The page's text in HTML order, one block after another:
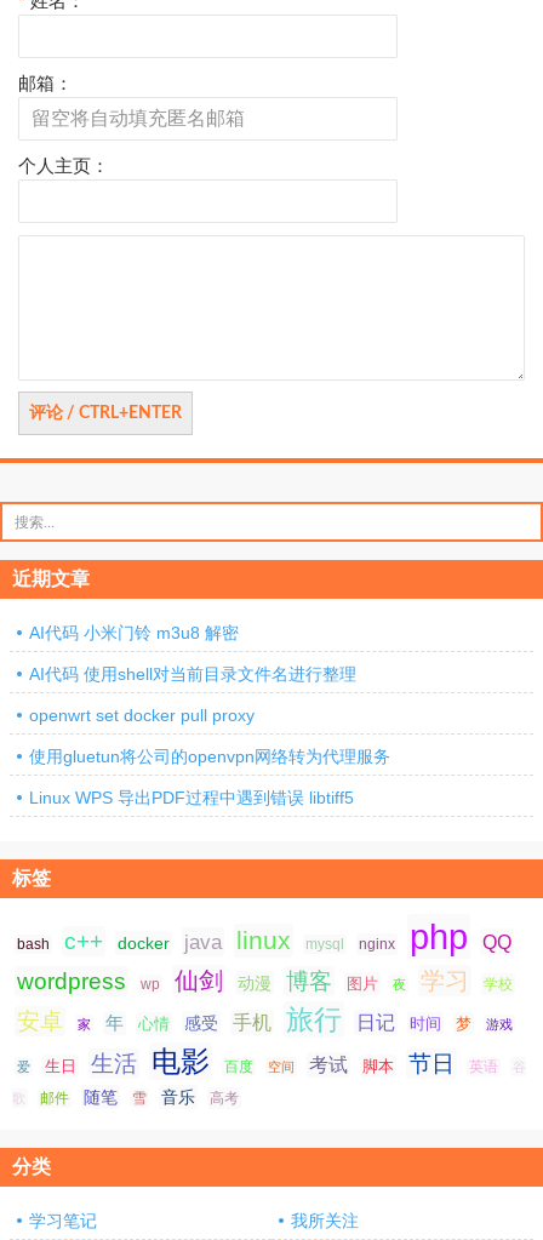
邮箱：
个人主页：
索：
近期文章
AI代码 小米门铃 m3u8 解密
AI代码 使用shell对当前目录文件名进行整理
openwrt set docker pull proxy
使用gluetun将公司的openvpn网络转为代理服务
Linux WPS 导出PDF过程中遇到错误 libtiff5
标签
bash c++ docker java linux mysql nginx php QQ
wordpress wp 仙剑 动漫 博客 图片 夜 学习 学校
安卓 家 年 心情 感受 手机 旅行 日记 时间 梦 游戏
爱 生日 生活 电影 百度 空间 考试 脚本 节日 英语 谷
歌 邮件 随笔 雪 音乐 高考
分类
学习笔记 我所关注